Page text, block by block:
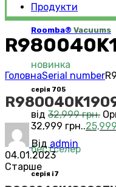
Продукти
Roomba® Vacuums
новинка
серія 705
від 32,999грн.
32,999 грн..25,999
бестселер
серія i7
ГоловнаSerial number
Від admin
04.01.2023
Старше